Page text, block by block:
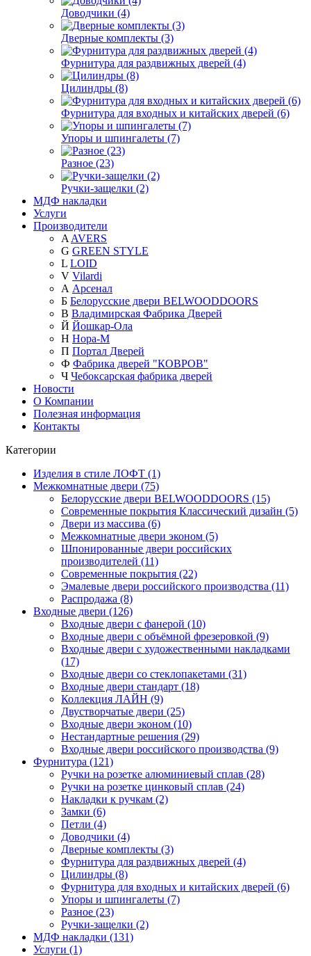
Доводчики (4)
Дверные комплекты (3)
Фурнитура для раздвижных дверей (4)
Цилиндры (8)
Фурнитура для входных и китайских дверей (6)
Упоры и шпингалеты (7)
Разное (23)
Ручки-защелки (2)
МДФ накладки
Услуги
Производители
A AVERS
G GREEN STYLE
L LOID
V Vilardi
А Арсенал
Б Белорусские двери BELWOODDOORS
В Владимирская Фабрика Дверей
Й Йошкар-Ола
Н Нора-М
П Портал Дверей
Ф Фабрика дверей "КОВРОВ"
Ч Чебоксарская фабрика дверей
Новости
О Компании
Полезная информация
Контакты
Категории
Изделия в стиле ЛОФТ (1)
Межкомнатные двери (75)
Белорусские двери BELWOODDOORS (15)
Современные покрытия Классический дизайн (5)
Двери из массива (6)
Межкомнатные двери эконом (5)
Шпонированные двери российских
производителей (11)
Современные покрытия (22)
Эмалевые двери российского производства (11)
Распродажа (8)
Входные двери (126)
Входные двери с фанерой (10)
Входные двери с объёмной фрезеровкой (9)
Входные двери с художественными накладками
(17)
Входные двери со стеклопакетами (31)
Входные двери стандарт (18)
Коллекция ЛАЙН (9)
Двустворчатые двери (25)
Входные двери эконом (10)
Нестандартные решения (29)
Входные двери российского производства (9)
Фурнитура (121)
Ручки на розетке алюминиевый сплав (28)
Ручки на розетке цинковый сплав (24)
Накладки к ручкам (2)
Замки (6)
Петли (4)
Доводчики (4)
Дверные комплекты (3)
Фурнитура для раздвижных дверей (4)
Цилиндры (8)
Фурнитура для входных и китайских дверей (6)
Упоры и шпингалеты (7)
Разное (23)
Ручки-защелки (2)
МДФ накладки (131)
Услуги (1)